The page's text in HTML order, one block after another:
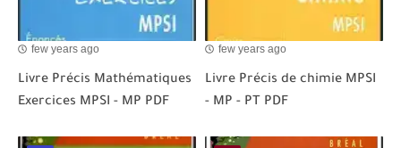
few years ago
Livre Précis Mathématiques
Exercices MPSI - MP PDF
few years ago
Livre Précis de chimie MPSI
- MP - PT PDF